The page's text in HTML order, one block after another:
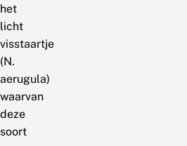
het
licht
visstaartje
(N.
aerugula)
waarvan
deze
soort